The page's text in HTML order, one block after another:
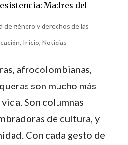
Madres del
de género y derechos de las
, Inicio, Noticias
afrocolombianas,
son mucho más
Son columnas
de cultura, y
Con cada gesto de